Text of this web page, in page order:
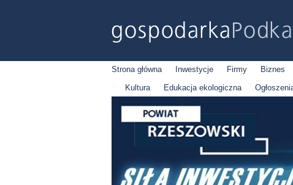
Strona główna Inwestycje Firmy Biznes
Kultura
Edukacja ekologiczna